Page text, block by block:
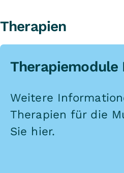
Therapien
Therapiemodule
Weitere
Therapien für die
Sie hier.